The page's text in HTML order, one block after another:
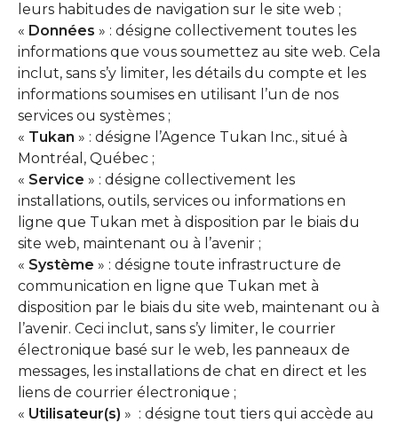
leurs habitudes de navigation sur le site web ;
« Données » : désigne collectivement toutes les
informations que vous soumettez au site web. Cela
inclut, sans s’y limiter, les détails du compte et les
informations soumises en utilisant l’un de nos
services ou systèmes ;
« Tukan » : désigne l’Agence Tukan Inc., situé à
Montréal, Québec ;
« Service » : désigne collectivement les
installations, outils, services ou informations en
ligne que Tukan met à disposition par le biais du
site web, maintenant ou à l’avenir ;
« Système » : désigne toute infrastructure de
communication en ligne que Tukan met à
disposition par le biais du site web, maintenant ou à
l’avenir. Ceci inclut, sans s’y limiter, le courrier
électronique basé sur le web, les panneaux de
messages, les installations de chat en direct et les
liens de courrier électronique ;
« Utilisateur(s) » : désigne tout tiers qui accède au